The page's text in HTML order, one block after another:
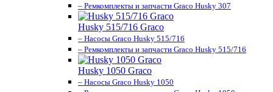
– Ремкомплекты и запчасти Graco Husky 307
Husky 515/716 Graco
– Насосы Graco Husky 515/716
– Ремкомплекты и запчасти Graco Husky 515/716
Husky 1050 Graco
– Насосы Graco Husky 1050